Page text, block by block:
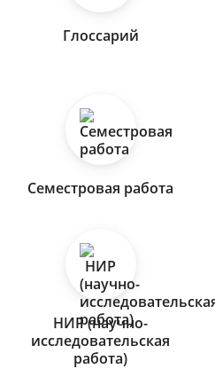
Глоссарий
Семестровая работа
НИР (научно-
исследовательская
работа)